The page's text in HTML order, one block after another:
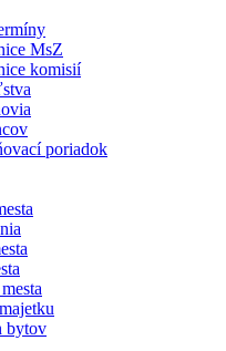
MsZ
komisií
poriadok
bytov